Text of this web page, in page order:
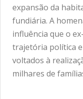
expansão da
fundiária. A
influência que o
trajetória política
voltados à
milhares de